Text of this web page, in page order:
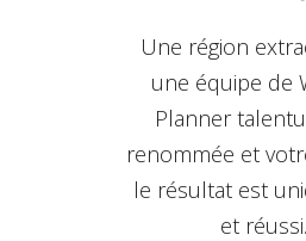
Une région
une équipe de
Planner
renommée et
le résultat est
et